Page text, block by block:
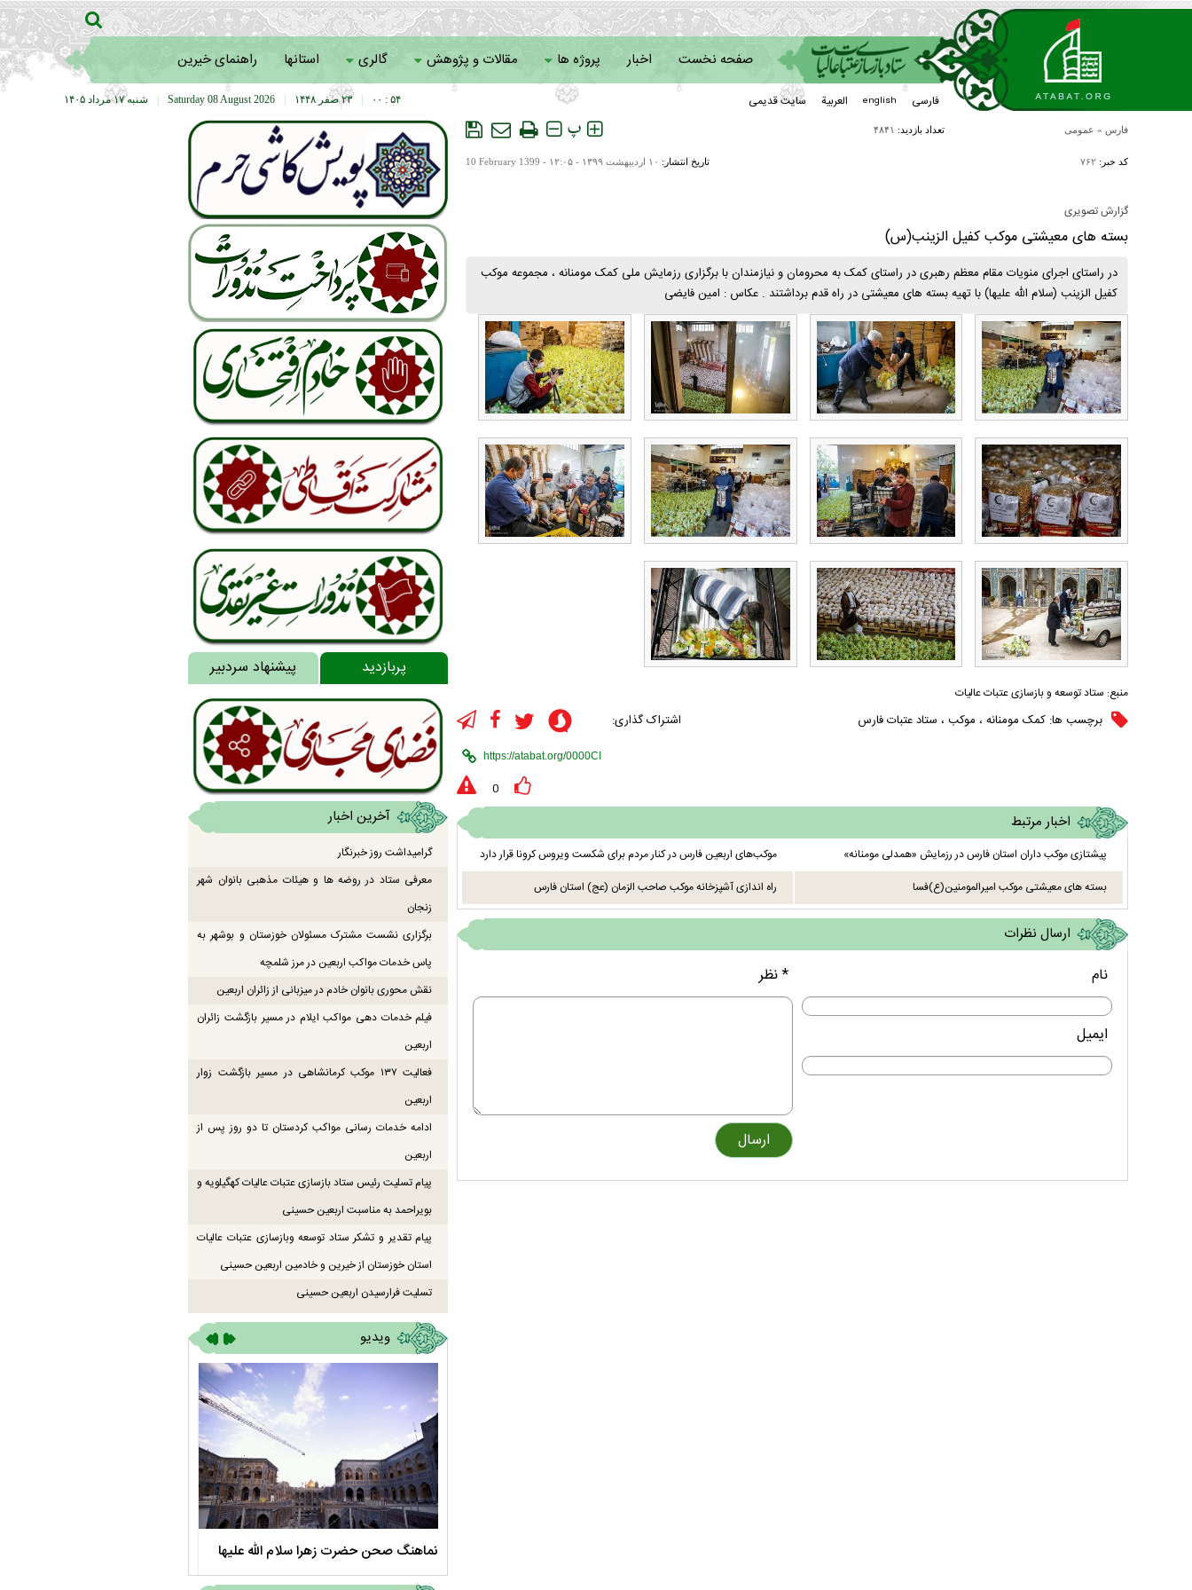
صفحه نخست اخبار پروژه ها مقالات و پژوهش گالری استانها راهنمای خیرین
سامانه خادمان فارسی english العربیة سایت قدیمی شنبه ۱۷ مرداد ۱۴۰۵ Saturday 08 August 2026 ۲۳ صفر ۱۴۴۸ ۵۴ : ۰۰
فارس » عمومی تعداد بازدید: ۴۸۴۱ پ
کد خبر: ۷۶۲ تاریخ انتشار: ۱۰ ارديبهشت ۱۳۹۹ - ۱۲:۰۵ - 10 February 1399
گزارش تصویری
بسته های معیشتی موکب کفیل الزینب(س)
در راستای اجرای منویات مقام معظم رهبری در راستای کمک به محرومان و نیازمندان با برگزاری رزمایش ملی کمک مومنانه ، مجموعه موکب
کفیل الزینب (سلام الله علیها) با تهیه بسته های معیشتی در راه قدم برداشتند . عکاس : امین فایضی
منبع: ستاد توسعه و بازسازی عتبات عالیات
برچسب ها: کمک مومنانه ، موکب ، ستاد عتبات فارس اشتراک گذاری:
0
اخبار مرتبط
پیشتازی موکب داران استان فارس در رزمایش «همدلی مومنانه»
موکب‌های اربعین فارس در کنار مردم برای شکست ویروس کرونا قرار دارد
بسته های معیشتی موکب امیرالمومنین(ع)فسا
راه اندازی آشپزخانه موکب صاحب الزمان (عج) استان فارس
ارسال نظرات
نام
ایمیل
* نظر
پربازدید پیشنهاد سردبیر
آخرین اخبار
گرامیداشت روز خبرنگار
معرفی ستاد در روضه ها و هیئات مذهبی بانوان شهر
زنجان
برگزاری نشست مشترک مسئولان خوزستان و بوشهر به
پاس خدمات مواکب اربعین در مرز شلمچه
نقش محوری بانوان خادم در میزبانی از زائران اربعین
فیلم خدمات دهی مواکب ایلام در مسیر بازگشت زائران
اربعین
فعالیت ۱۳۷ موکب کرمانشاهی در مسیر بازگشت زوار
اربعین
ادامه خدمات رسانی مواکب کردستان تا دو روز پس از
اربعین
پیام تسلیت رئیس ستاد بازسازی عتبات عالیات کهگیلویه و
بویراحمد به مناسبت اربعین حسینی
پیام تقدیر و تشکر ستاد توسعه وبازسازی عتبات عالیات
استان خوزستان از خیرین و خادمین اربعین حسینی
تسلیت فرارسیدن اربعین حسینی
ویدیو
نماهنگ صحن حضرت زهرا سلام الله علیها